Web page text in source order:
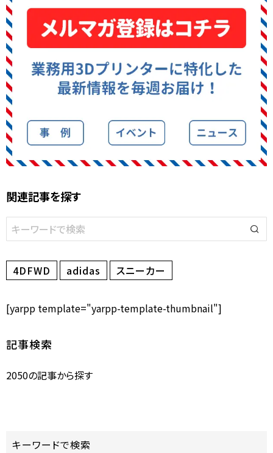
関連記事を探す
4DFWD adidas スニーカー
[yarpp template="yarpp-template-thumbnail"]
記事検索
2050の記事から探す
キーワードで検索